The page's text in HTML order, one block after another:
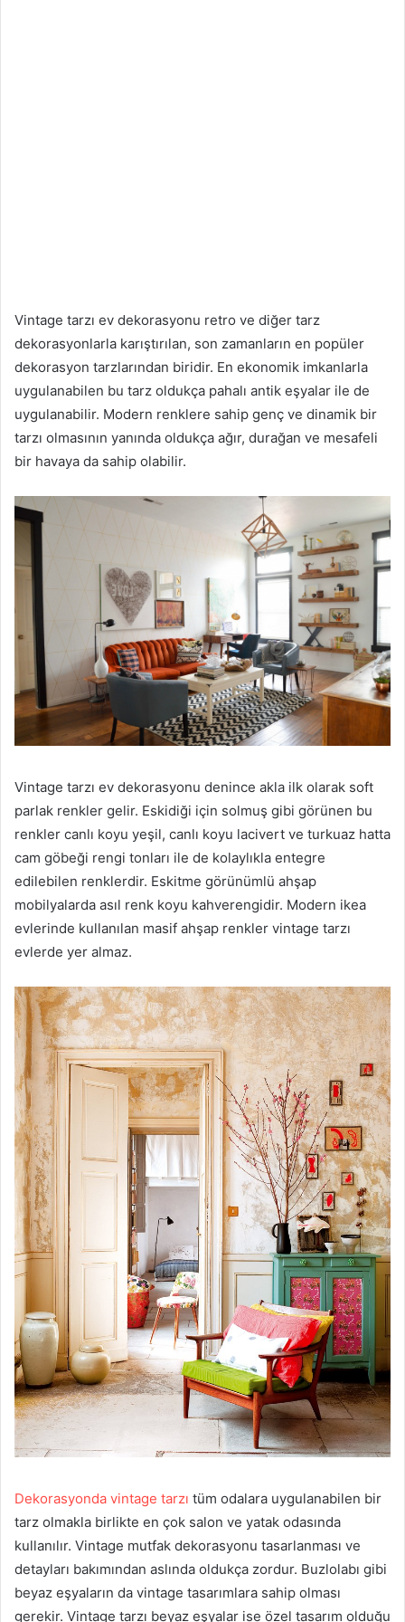
Vintage tarzı ev dekorasyonu retro ve diğer tarz
dekorasyonlarla karıştırılan, son zamanların en popüler
dekorasyon tarzlarından biridir. En ekonomik imkanlarla
uygulanabilen bu tarz oldukça pahalı antik eşyalar ile de
uygulanabilir. Modern renklere sahip genç ve dinamik bir
tarzı olmasının yanında oldukça ağır, durağan ve mesafeli
bir havaya da sahip olabilir.
Vintage tarzı ev dekorasyonu denince akla ilk olarak soft
parlak renkler gelir. Eskidiği için solmuş gibi görünen bu
renkler canlı koyu yeşil, canlı koyu lacivert ve turkuaz hatta
cam göbeği rengi tonları ile de kolaylıkla entegre
edilebilen renklerdir. Eskitme görünümlü ahşap
mobilyalarda asıl renk koyu kahverengidir. Modern ikea
evlerinde kullanılan masif ahşap renkler vintage tarzı
evlerde yer almaz.
Dekorasyonda vintage tarzı tüm odalara uygulanabilen bir
tarz olmakla birlikte en çok salon ve yatak odasında
kullanılır. Vintage mutfak dekorasyonu tasarlanması ve
detayları bakımından aslında oldukça zordur. Buzlolabı gibi
beyaz eşyaların da vintage tasarımlara sahip olması
gerekir. Vintage tarzı beyaz eşyalar ise özel tasarım olduğu